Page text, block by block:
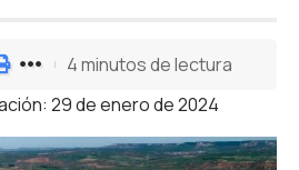
29 de enero de 2024
4 minutos de lectura